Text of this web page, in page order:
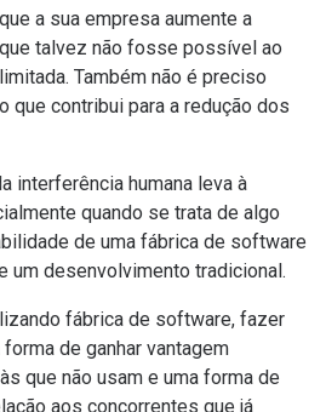
a sua empresa aumente a
talvez não fosse possível ao
Também não é preciso
que contribui para a redução dos
interferência humana leva à
quando se trata de algo
de uma fábrica de software
um desenvolvimento tradicional.
fábrica de software, fazer
de ganhar vantagem
que não usam e uma forma de
aos concorrentes que já